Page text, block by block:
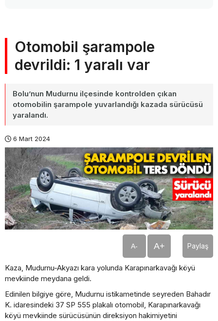
Otomobil şarampole
devrildi: 1 yaralı var
Bolu’nun Mudurnu ilçesinde kontrolden çıkan
otomobilin şarampole yuvarlandığı kazada sürücüsü
yaralandı.
6 Mart 2024
A- A+ Paylaş
Kaza, Mudurnu-Akyazı kara yolunda Karapınarkavağı köyü
mevkiinde meydana geldi.
Edinilen bilgiye göre, Mudurnu istikametinde seyreden Bahadır
K. idaresindeki 37 SP 555 plakalı otomobil, Karapınarkavağı
köyü mevkiinde sürücüsünün direksiyon hakimiyetini